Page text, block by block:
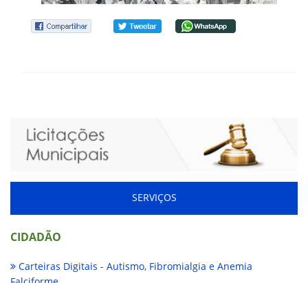
SERVIÇOS
CIDADÃO
Carteiras Digitais - Autismo, Fibromialgia e Anemia